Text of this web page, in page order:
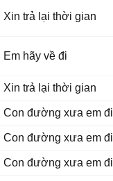
Xin trả lại thời gian
Em hãy về đi
Xin trả lại thời gian
Con đường xưa em đi
Con đường xưa em đi
Con đường xưa em đi